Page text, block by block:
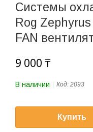
Системы
Rog
FAN
9 000 ₸
В наличии Код: 2093
Купить